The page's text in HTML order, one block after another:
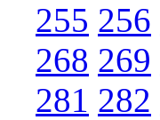
255 256
268 269
281 282